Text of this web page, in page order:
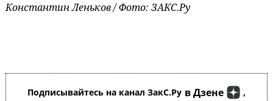
Константин Леньков / Фото: ЗАКС.Ру
Подписывайтесь на канал ЗакС.Ру в Дзене ,